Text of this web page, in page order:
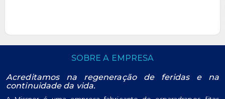
SOBRE A EMPRESA
Acreditamos na regeneração de feridas e na
continuidade da vida.